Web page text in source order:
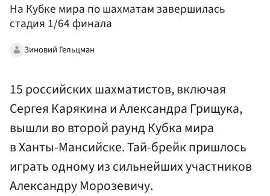
На Кубке мира по шахматам завершилась
стадия 1/64 финала
Зиновий Гельцман
15 российских шахматистов, включая
Сергея Карякина и Александра Грищука,
вышли во второй раунд Кубка мира
в Ханты-Мансийске. Тай-брейк пришлось
играть одному из сильнейших участников
Александру Морозевичу.